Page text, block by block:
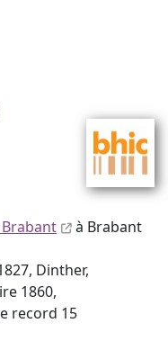
à Brabant
Dinther,
1860,
record 15